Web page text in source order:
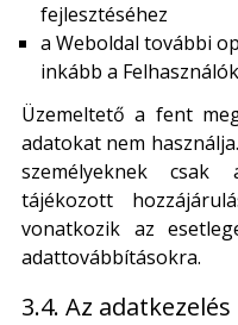
fejlesztéséhez
a Weboldal további
inkább a
Üzemeltető a fent
adatokat nem
személyeknek
tájékozott
vonatkozik az
adattovábbításokra.
3.4. Az